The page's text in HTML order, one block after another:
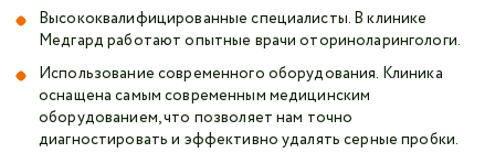
Высококвалифицированные специалисты. В клинике
Медгард работают опытные врачи оториноларингологи.
Использование современного оборудования. Клиника
оснащена самым современным медицинским
оборудованием, что позволяет нам точно
диагностировать и эффективно удалять серные пробки.